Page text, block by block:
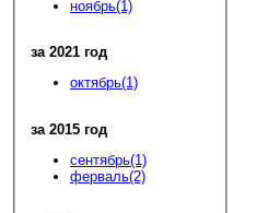
ноябрь(1)
за 2021 год
октябрь(1)
за 2015 год
сентябрь(1)
ферваль(2)